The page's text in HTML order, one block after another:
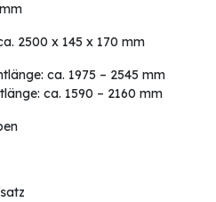
2500 x 145 x 170 mm
ca. 1975 – 2545 mm
ca. 1590 – 2160 mm